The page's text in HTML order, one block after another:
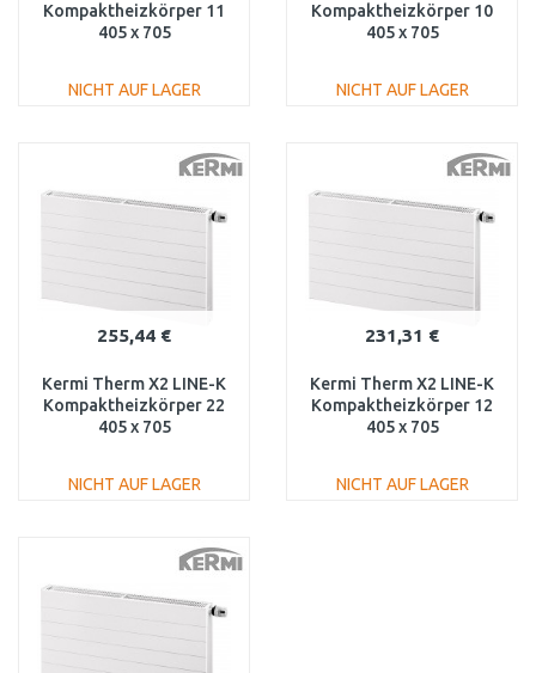
Kompaktheizkörper 11
405 x 705
NICHT AUF LAGER
Kompaktheizkörper 10
405 x 705
NICHT AUF LAGER
255,44 €
Kermi Therm X2 LINE-K
Kompaktheizkörper 22
405 x 705
NICHT AUF LAGER
231,31 €
Kermi Therm X2 LINE-K
Kompaktheizkörper 12
405 x 705
NICHT AUF LAGER